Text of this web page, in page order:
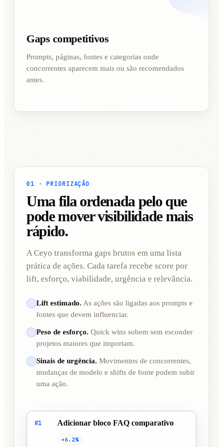
Gaps competitivos
Prompts, páginas, fontes e categorias onde
concorrentes aparecem mais ou são recomendados
antes.
01 · PRIORIZAÇÃO
Uma fila ordenada pelo que
pode mover visibilidade mais
rápido.
A Ceyo transforma gaps brutos em uma lista
prática de ações. Cada tarefa recebe score por
lift, esforço, viabilidade, urgência e relevância.
Lift estimado. As ações são ligadas aos prompts e
fontes que devem influenciar.
Peso de esforço. Quick wins sobem sem esconder
projetos maiores que importam.
Sinais de urgência. Movimentos de concorrentes,
mudanças de modelo e shifts de fonte podem subir
uma ação.
#1 Adicionar bloco FAQ comparativo
+6.2%